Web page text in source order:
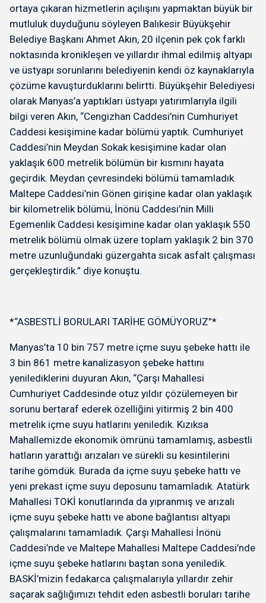
ortaya çıkaran hizmetlerin açılışını yapmaktan büyük bir
mutluluk duyduğunu söyleyen Balıkesir Büyükşehir
Belediye Başkanı Ahmet Akın, 20 ilçenin pek çok farklı
noktasında kronikleşen ve yıllardır ihmal edilmiş altyapı
ve üstyapı sorunlarını belediyenin kendi öz kaynaklarıyla
çözüme kavuşturduklarını belirtti. Büyükşehir Belediyesi
olarak Manyas’a yaptıkları üstyapı yatırımlarıyla ilgili
bilgi veren Akın, “Cengizhan Caddesi’nin Cumhuriyet
Caddesi kesişimine kadar bölümü yaptık. Cumhuriyet
Caddesi’nin Meydan Sokak kesişimine kadar olan
yaklaşık 600 metrelik bölümün bir kısmını hayata
geçirdik. Meydan çevresindeki bölümü tamamladık.
Maltepe Caddesi’nin Gönen girişine kadar olan yaklaşık
bir kilometrelik bölümü, İnönü Caddesi’nin Milli
Egemenlik Caddesi kesişimine kadar olan yaklaşık 550
metrelik bölümü olmak üzere toplam yaklaşık 2 bin 370
metre uzunluğundaki güzergahta sıcak asfalt çalışması
gerçekleştirdik.” diye konuştu.
*“ASBESTLİ BORULARI TARİHE GÖMÜYORUZ”*
Manyas’ta 10 bin 757 metre içme suyu şebeke hattı ile
3 bin 861 metre kanalizasyon şebeke hattını
yenilediklerini duyuran Akın, “Çarşı Mahallesi
Cumhuriyet Caddesinde otuz yıldır çözülemeyen bir
sorunu bertaraf ederek özelliğini yitirmiş 2 bin 400
metrelik içme suyu hatlarını yeniledik. Kızıksa
Mahallemizde ekonomik ömrünü tamamlamış, asbestli
hatların yarattığı arızaları ve sürekli su kesintilerini
tarihe gömdük. Burada da içme suyu şebeke hattı ve
yeni prekast içme suyu deposunu tamamladık. Atatürk
Mahallesi TOKİ konutlarında da yıpranmış ve arızalı
içme suyu şebeke hattı ve abone bağlantısı altyapı
çalışmalarını tamamladık. Çarşı Mahallesi İnönü
Caddesi’nde ve Maltepe Mahallesi Maltepe Caddesi’nde
içme suyu şebeke hatlarını baştan sona yeniledik.
BASKİ’mizin fedakarca çalışmalarıyla yıllardır zehir
saçarak sağlığımızı tehdit eden asbestli boruları tarihe